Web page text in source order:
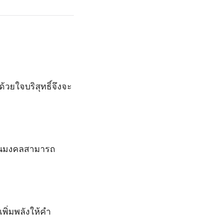
ยใจบริสุทธิ์จึงจะ
งคลสามารถ
พิ่มพลังให้คำ